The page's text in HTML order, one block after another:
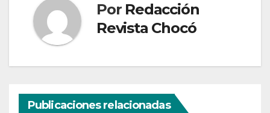
Por Redacción
Revista Chocó
Publicaciones relacionadas